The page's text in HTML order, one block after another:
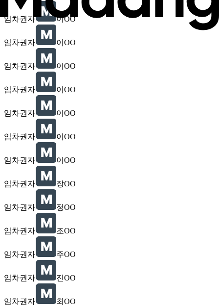
임차권자 이OO
임차권자 이OO
임차권자 이OO
임차권자 이OO
임차권자 이OO
임차권자 이OO
임차권자 이OO
임차권자 장OO
임차권자 정OO
임차권자 조OO
임차권자 주OO
임차권자 진OO
임차권자 최OO